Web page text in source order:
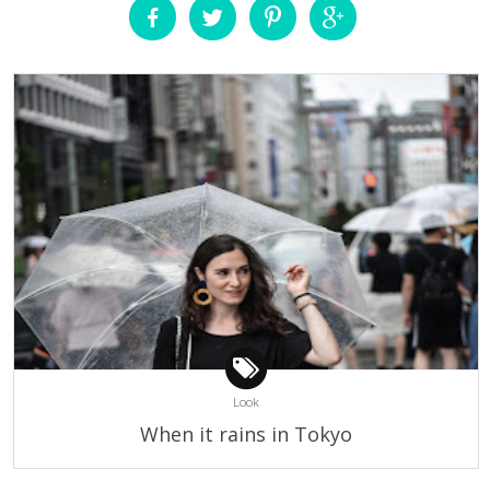
Look
When it rains in Tokyo